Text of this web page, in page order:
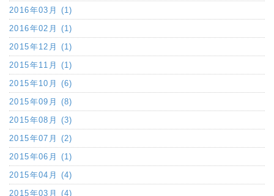
2016年03月 (1)
2016年02月 (1)
2015年12月 (1)
2015年11月 (1)
2015年10月 (6)
2015年09月 (8)
2015年08月 (3)
2015年07月 (2)
2015年06月 (1)
2015年04月 (4)
2015年03月 (4)